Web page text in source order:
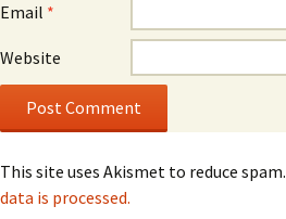
Email *
Website
This site uses Akismet to reduce spam.
data is processed.